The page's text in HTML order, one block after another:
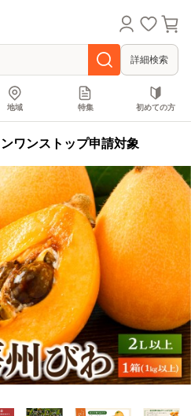
詳細検索
地域 特集 初めての方
ワンストップ申請対象